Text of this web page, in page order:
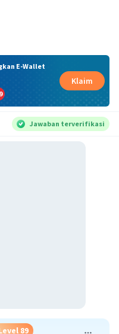
E-Wallet
Klaim
Jawaban terverifikasi
89